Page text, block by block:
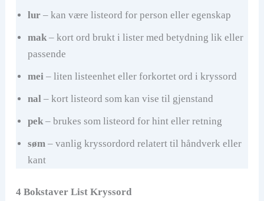
lur – kan være listeord for person eller egenskap
mak– kort ord brukt i lister med betydning lik eller
passende
mei– liten listeenhet eller forkortet ord i kryssord
nal– kort listeord som kan vise til gjenstand
pek– brukes som listeord for hint eller retning
søm– vanlig kryssordord relatert til håndverk eller
kant
4 Bokstaver List Kryssord